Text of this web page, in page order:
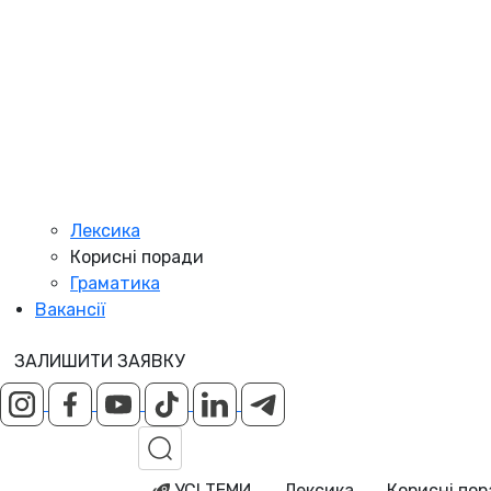
Лексика
Корисні поради
Граматика
Вакансії
ЗАЛИШИТИ ЗАЯВКУ